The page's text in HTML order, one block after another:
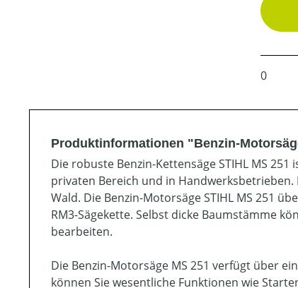
0
Produktinformationen "Benzin-
Die robuste Benzin-Kettensäge STIHL MS
privaten Bereich und in
Wald. Die Benzin-Motorsäge STIHL MS 251
RM3-Sägekette. Selbst dicke Baumstämme
bearbeiten.
Die Benzin-Motorsäge MS 251 verfügt über
können Sie wesentliche Funktionen wie